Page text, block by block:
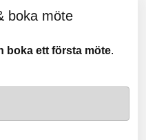
boka möte
boka ett första möte.